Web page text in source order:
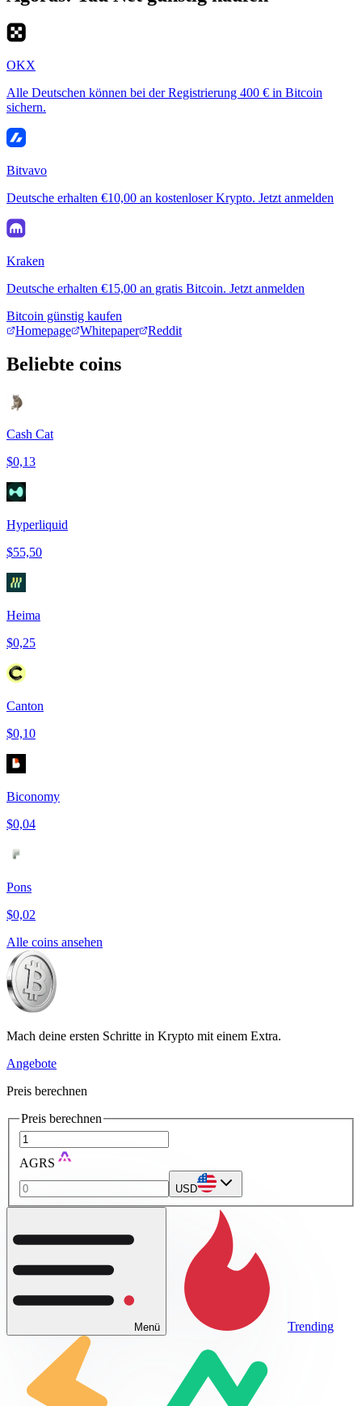
OKX
Alle Deutschen können bei der Registrierung 400 € in Bitcoin
sichern.
Bitvavo
Deutsche erhalten €10,00 an kostenloser Krypto. Jetzt anmelden
Kraken
Deutsche erhalten €15,00 an gratis Bitcoin. Jetzt anmelden
Bitcoin günstig kaufen
Homepage
Whitepaper Reddit
Beliebte coins
Cash Cat
$0,13
Hyperliquid
$55,50
Heima
$0,25
Canton
$0,10
Biconomy
$0,04
Pons
$0,02
Alle coins ansehen
Mach deine ersten Schritte in Krypto mit einem Extra.
Angebote
Preis berechnen
Preis berechnen
AGRS
USD
Menü Trending